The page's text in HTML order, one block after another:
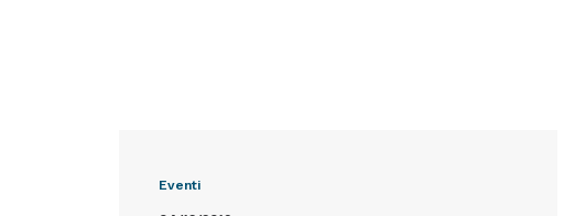
Eventi